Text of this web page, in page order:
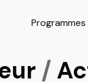
Programmes
/